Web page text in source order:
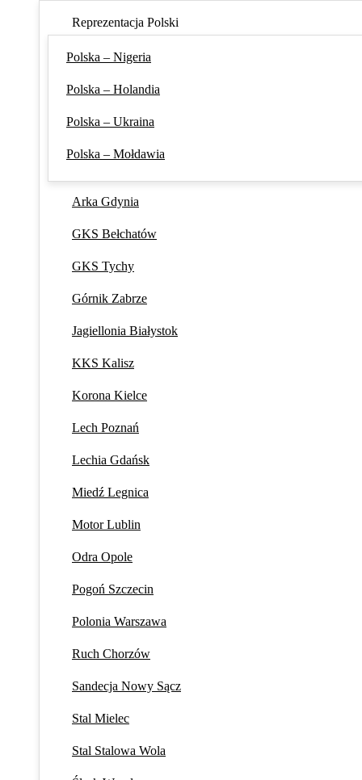
Reprezentacja Polski
Polska – Nigeria
Polska – Holandia
Polska – Ukraina
Polska – Mołdawia
Arka Gdynia
GKS Bełchatów
GKS Tychy
Górnik Zabrze
Jagiellonia Białystok
KKS Kalisz
Korona Kielce
Lech Poznań
Lechia Gdańsk
Miedź Legnica
Motor Lublin
Odra Opole
Pogoń Szczecin
Polonia Warszawa
Ruch Chorzów
Sandecja Nowy Sącz
Stal Mielec
Stal Stalowa Wola